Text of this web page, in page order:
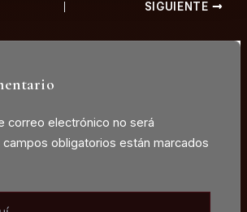
SIGUIENTE
correo electrónico no será
campos obligatorios están marcados